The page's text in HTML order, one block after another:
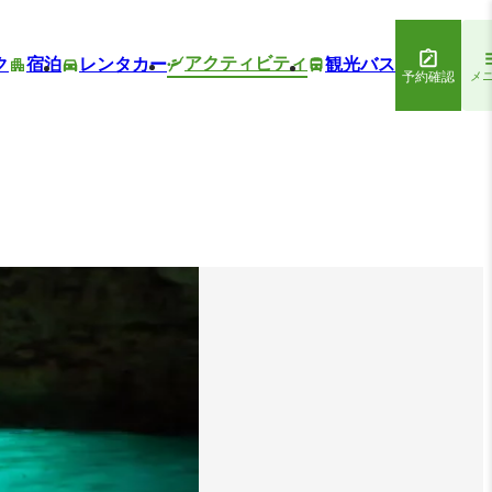
宿泊 レンタカー アクティビティ 観光バス
予約確認 メ